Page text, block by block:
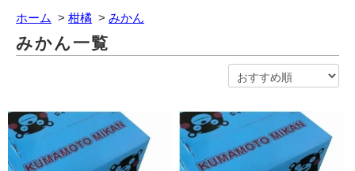
ホーム > 柑橘 > みかん
みかん一覧